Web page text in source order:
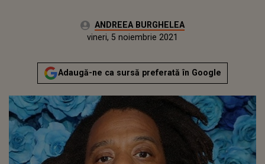
Autor:ANDREEA BURGHELEA
joi, 4 noiembrie 2021Actualizat:
vineri, 5 noiembrie 2021
Adaugă-ne ca sursă preferată în Google